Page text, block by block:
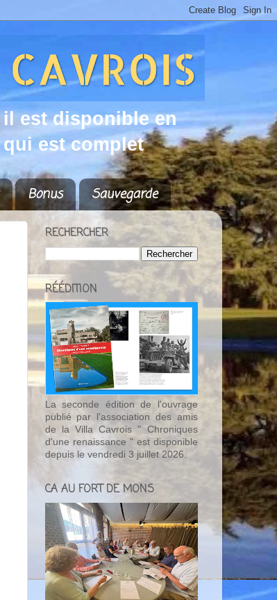
il est disponible en
qui est complet
Bonus Sauvegarde
RECHERCHER
RÉÉDITION
La seconde édition de l'ouvrage
publié par l'association des amis
de la Villa Cavrois " Chroniques
d'une renaissance " est disponible
depuis le vendredi 3 juillet 2026.
CA AU FORT DE MONS